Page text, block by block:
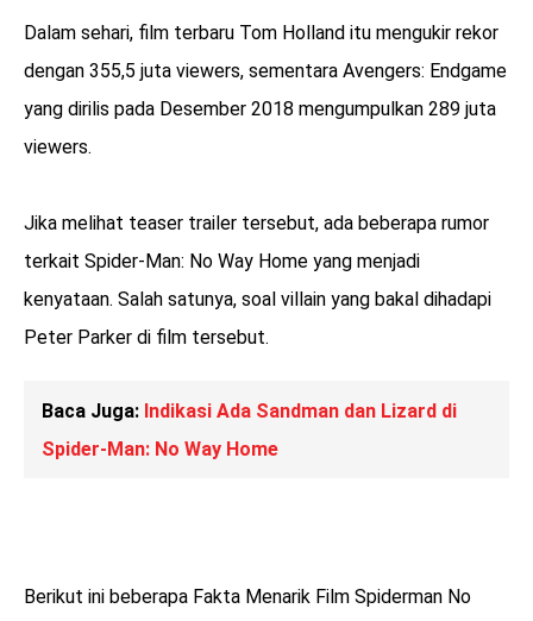
Dalam sehari, film terbaru Tom Holland itu mengukir rekor
dengan 355,5 juta viewers, sementara Avengers: Endgame
yang dirilis pada Desember 2018 mengumpulkan 289 juta
viewers.
Jika melihat teaser trailer tersebut, ada beberapa rumor
terkait Spider-Man: No Way Home yang menjadi
kenyataan. Salah satunya, soal villain yang bakal dihadapi
Peter Parker di film tersebut.
Baca Juga: Indikasi Ada Sandman dan Lizard di
Spider-Man: No Way Home
Berikut ini beberapa Fakta Menarik Film Spiderman No